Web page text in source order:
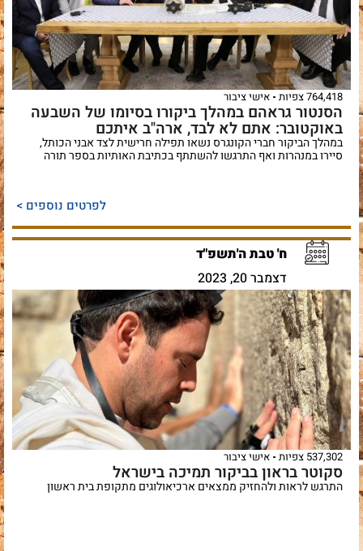
764,418 צפיות אישי ציבור
הסנטור גראהם במהלך ביקורו בסיומו של השבעה
באוקטובר: אתם לא לבד, ארה"ב איתכם
במהלך הביקור חברי הקונגרס נשאו תפילה חרישית לצד אבני הכותל,
סיירו במנהרות ואף התרגשו להשתתף בכתיבת האותיות בספר תורה
לפרטים נוספים >
ח' טבת ה'תשפ"ד
דצמבר 20, 2023
537,302 צפיות אישי ציבור
סקוטר בראון בביקור תמיכה בישראל
התרגש לראות ולהחזיק ממצאים ארכיאולוגים מתקופת בית ראשון